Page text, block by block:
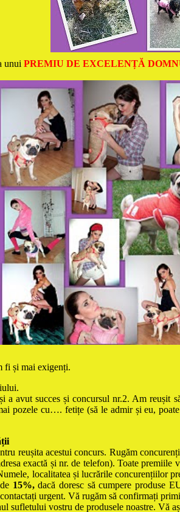
unui PREMIU DE EXCELENȚĂ
fi și mai exigenți.
a avut succes și concursul nr.2. Am reușit
pozele cu…. fetițe (să le admir și eu,
reușita acestui concurs. Rugăm
exactă și nr. de telefon). Toate premiile
localitatea și lucrările concurențiilor
15%,dacă doresc să cumpere
urgent. Vă rugăm să confirmați
sufletului vostru de produsele noastre. Vă